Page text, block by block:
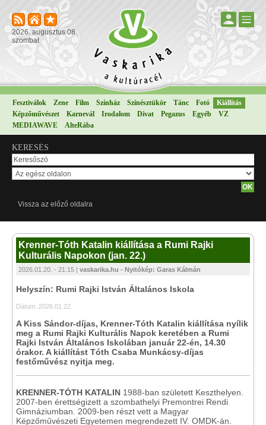
2026. augusztus 08.
szombat
Fesztiválok Zene Film Színház Színésztükör Tánc Fotó
Kiállítás
Képzőművészet
Karnevál Irodalom Divat Pegazus Egyéb
VZ
MEDIAWAVE
AlteRába
KERESÉS
Vissza az előző oldalra
Krenner-Tóth Katalin kiállítása a Rumi Rajki
Kulturális Napokon (jan. 22.)
2026.01.20. - 21:15 | vaskarika.hu - Nyitókép: Garas Kálmán
Helyszín: Rumi Rajki István Általános Iskola
Dátum: 2026.01.22.
A Kiss Sándor-díjas, Krenner-Tóth Katalin kiállítása nyílik
meg a Rumi Rajki Kulturális Napok keretében a Rumi
Rajki István Általános Iskolában január 22-én, 14.30
órakor. A kiállítást Tóth Csaba Munkácsy-díjas
festőművész nyitja meg.
KRENNER-TÓTH KATALIN 1988-ban született Keszthelyen.
2007-ben érettségizett a szombathelyi Premontrei Rendi
Gimnáziumban. 2009-ben részt vett a Magyar
Képzőművészeti Egyetemen megrendezett IV. OMDK-án.